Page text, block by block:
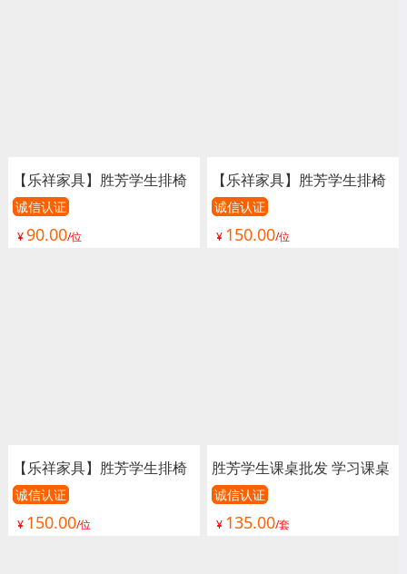
【乐祥家具】胜芳学生排椅
批发 礼堂椅 阶梯教室排椅
联排课桌椅 学生排椅 看台
诚信认证
¥ 90.00/位
【乐祥家具】胜芳学生排椅
批发 礼堂椅 阶梯教室排椅
联排课桌椅 学生排椅 看台
诚信认证
¥ 150.00/位
【乐祥家具】胜芳学生排椅
批发 礼堂椅 阶梯教室排椅
联排课桌椅 学生排椅 看台
诚信认证
¥ 150.00/位
胜芳学生课桌批发 学习课桌
培训课桌 培训班课桌 单人
课桌 辅导班课桌 可升降学
诚信认证
¥ 135.00/套